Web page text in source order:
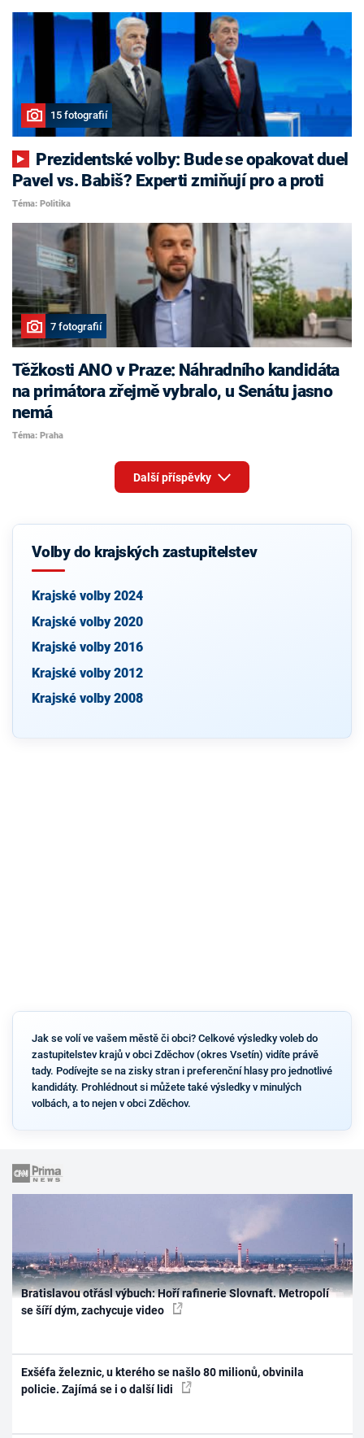
15 fotografií
Pavel vs. Babiš? Experti zmiňují pro a proti
Téma: Politika
7 fotografií
Těžkosti ANO v Praze: Náhradního kandidáta
na primátora zřejmě vybralo, u Senátu jasno
nemá
Téma: Praha
Další příspěvky
Volby do krajských zastupitelstev
Krajské volby 2024
Krajské volby 2020
Krajské volby 2016
Krajské volby 2012
Krajské volby 2008
Jak se volí ve vašem městě či obci? Celkové výsledky voleb do
zastupitelstev krajů v obci Zděchov (okres Vsetín) vidíte právě
tady. Podívejte se na zisky stran i preferenční hlasy pro jednotlivé
kandidáty. Prohlédnout si můžete také výsledky v minulých
volbách, a to nejen v obci Zděchov.
Bratislavou otřásl výbuch: Hoří rafinerie Slovnaft. Metropolí
se šíří dým, zachycuje video
Exšéfa železnic, u kterého se našlo 80 milionů, obvinila
policie. Zajímá se i o další lidi